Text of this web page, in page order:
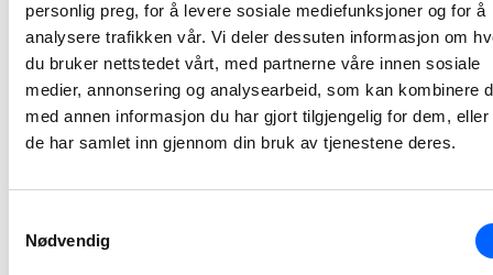
personlig preg, for å levere sosiale mediefunksjoner og for å
analysere trafikken vår. Vi deler dessuten informasjon om
du bruker nettstedet vårt, med partnerne våre innen sosiale
medier, annonsering og analysearbeid, som kan kombinere
med annen informasjon du har gjort tilgjengelig for dem,
de har samlet inn gjennom din bruk av tjenestene deres.
Nødvendig
På oppdrag for Anlegg Øst skal NCC asfaltere Rv 3 i Stor-Elvdal kommune.Totalt skal det legges nærmere 40 000 tonn asfalt på den 3,5 kilometer lange nye veistrekningen mellom Evenstad og Imsroa.
2025-08-28 11:45
NCC tildelt stor
asfaltkontrakt
Trøndelag